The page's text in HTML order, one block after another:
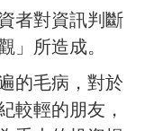
者對資訊判斷
」所造成。
的毛病，對於
較輕的朋友，